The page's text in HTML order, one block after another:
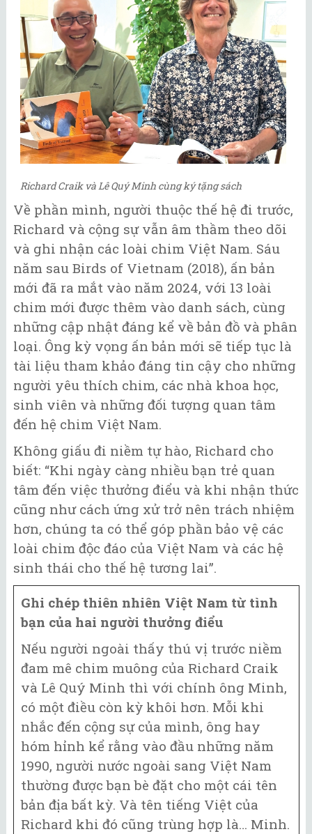
Richard Craik và Lê Quý Minh cùng ký tặng sách
Về phần mình, người thuộc thế hệ đi trước,
Richard và cộng sự vẫn âm thầm theo dõi
và ghi nhận các loài chim Việt Nam. Sáu
năm sau Birds of Vietnam (2018), ấn bản
mới đã ra mắt vào năm 2024, với 13 loài
chim mới được thêm vào danh sách, cùng
những cập nhật đáng kể về bản đồ và phân
loại. Ông kỳ vọng ấn bản mới sẽ tiếp tục là
tài liệu tham khảo đáng tin cậy cho những
người yêu thích chim, các nhà khoa học,
sinh viên và những đối tượng quan tâm
đến hệ chim Việt Nam.
Không giấu đi niềm tự hào, Richard cho
biết: “Khi ngày càng nhiều bạn trẻ quan
tâm đến việc thưởng điểu và khi nhận thức
cũng như cách ứng xử trở nên trách nhiệm
hơn, chúng ta có thể góp phần bảo vệ các
loài chim độc đáo của Việt Nam và các hệ
sinh thái cho thế hệ tương lai”.
Ghi chép thiên nhiên Việt Nam từ tình
bạn của hai người thưởng điểu
Nếu người ngoài thấy thú vị trước niềm
đam mê chim muông của Richard Craik
và Lê Quý Minh thì với chính ông Minh,
có một điều còn kỳ khôi hơn. Mỗi khi
nhắc đến cộng sự của mình, ông hay
hóm hỉnh kể rằng vào đầu những năm
1990, người nước ngoài sang Việt Nam
thường được bạn bè đặt cho một cái tên
bản địa bất kỳ. Và tên tiếng Việt của
Richard khi đó cũng trùng hợp là… Minh.